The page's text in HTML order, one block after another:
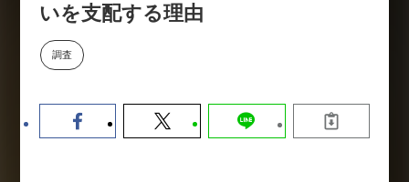
数値化する」～投資される事業の
いを支配する理由
調査